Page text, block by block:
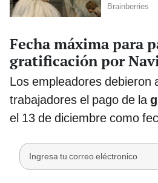
Fecha máxima para
gratificación por
Los empleadores debieron
trabajadores el pago de la
el 13 de diciembre como